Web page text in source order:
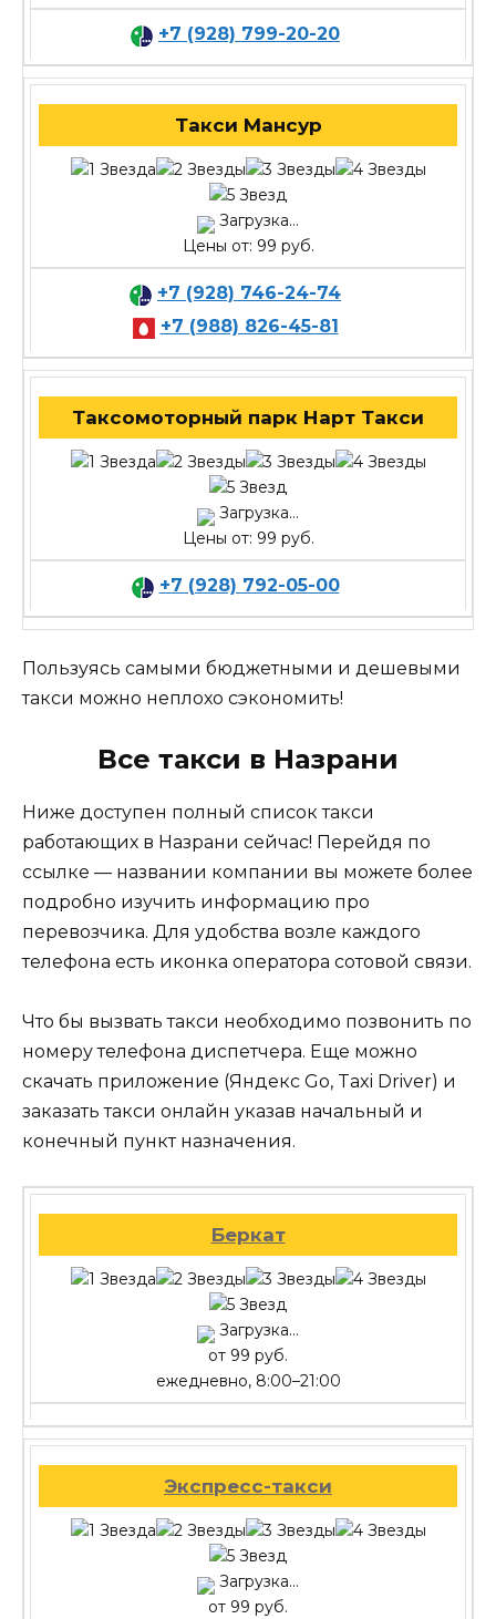
+7 (928) 799-20-20
Такси Мансур
Загрузка...
Цены от: 99 руб.
+7 (928) 746-24-74
+7 (988) 826-45-81
Таксомоторный парк Нарт Такси
Загрузка...
Цены от: 99 руб.
+7 (928) 792-05-00
Пользуясь самыми бюджетными и дешевыми
такси можно неплохо сэкономить!
Все такси в Назрани
Ниже доступен полный список такси
работающих в Назрани сейчас! Перейдя по
ссылке — названии компании вы можете более
подробно изучить информацию про
перевозчика. Для удобства возле каждого
телефона есть иконка оператора сотовой связи.
Что бы вызвать такси необходимо позвонить по
номеру телефона диспетчера. Еще можно
скачать приложение (Яндекс Go, Taxi Driver) и
заказать такси онлайн указав начальный и
конечный пункт назначения.
Беркат
Загрузка...
от 99 руб.
ежедневно, 8:00–21:00
Экспресс-такси
Загрузка...
от 99 руб.